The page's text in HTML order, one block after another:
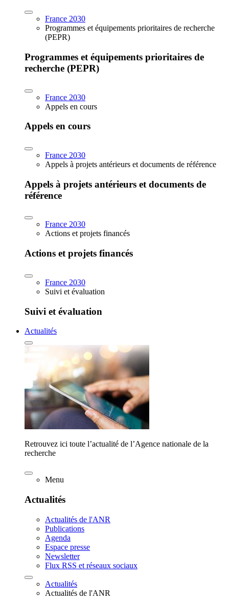
France 2030
Programmes et équipements prioritaires de recherche
(PEPR)
Programmes et équipements prioritaires de
recherche (PEPR)
France 2030
Appels en cours
Appels en cours
France 2030
Appels à projets antérieurs et documents de référence
Appels à projets antérieurs et documents de
référence
France 2030
Actions et projets financés
Actions et projets financés
France 2030
Suivi et évaluation
Suivi et évaluation
Actualités
Retrouvez ici toute l’actualité de l’Agence nationale de la
recherche
Menu
Actualités
Actualités de l'ANR
Publications
Agenda
Espace presse
Newsletter
Flux RSS et réseaux sociaux
Actualités
Actualités de l'ANR